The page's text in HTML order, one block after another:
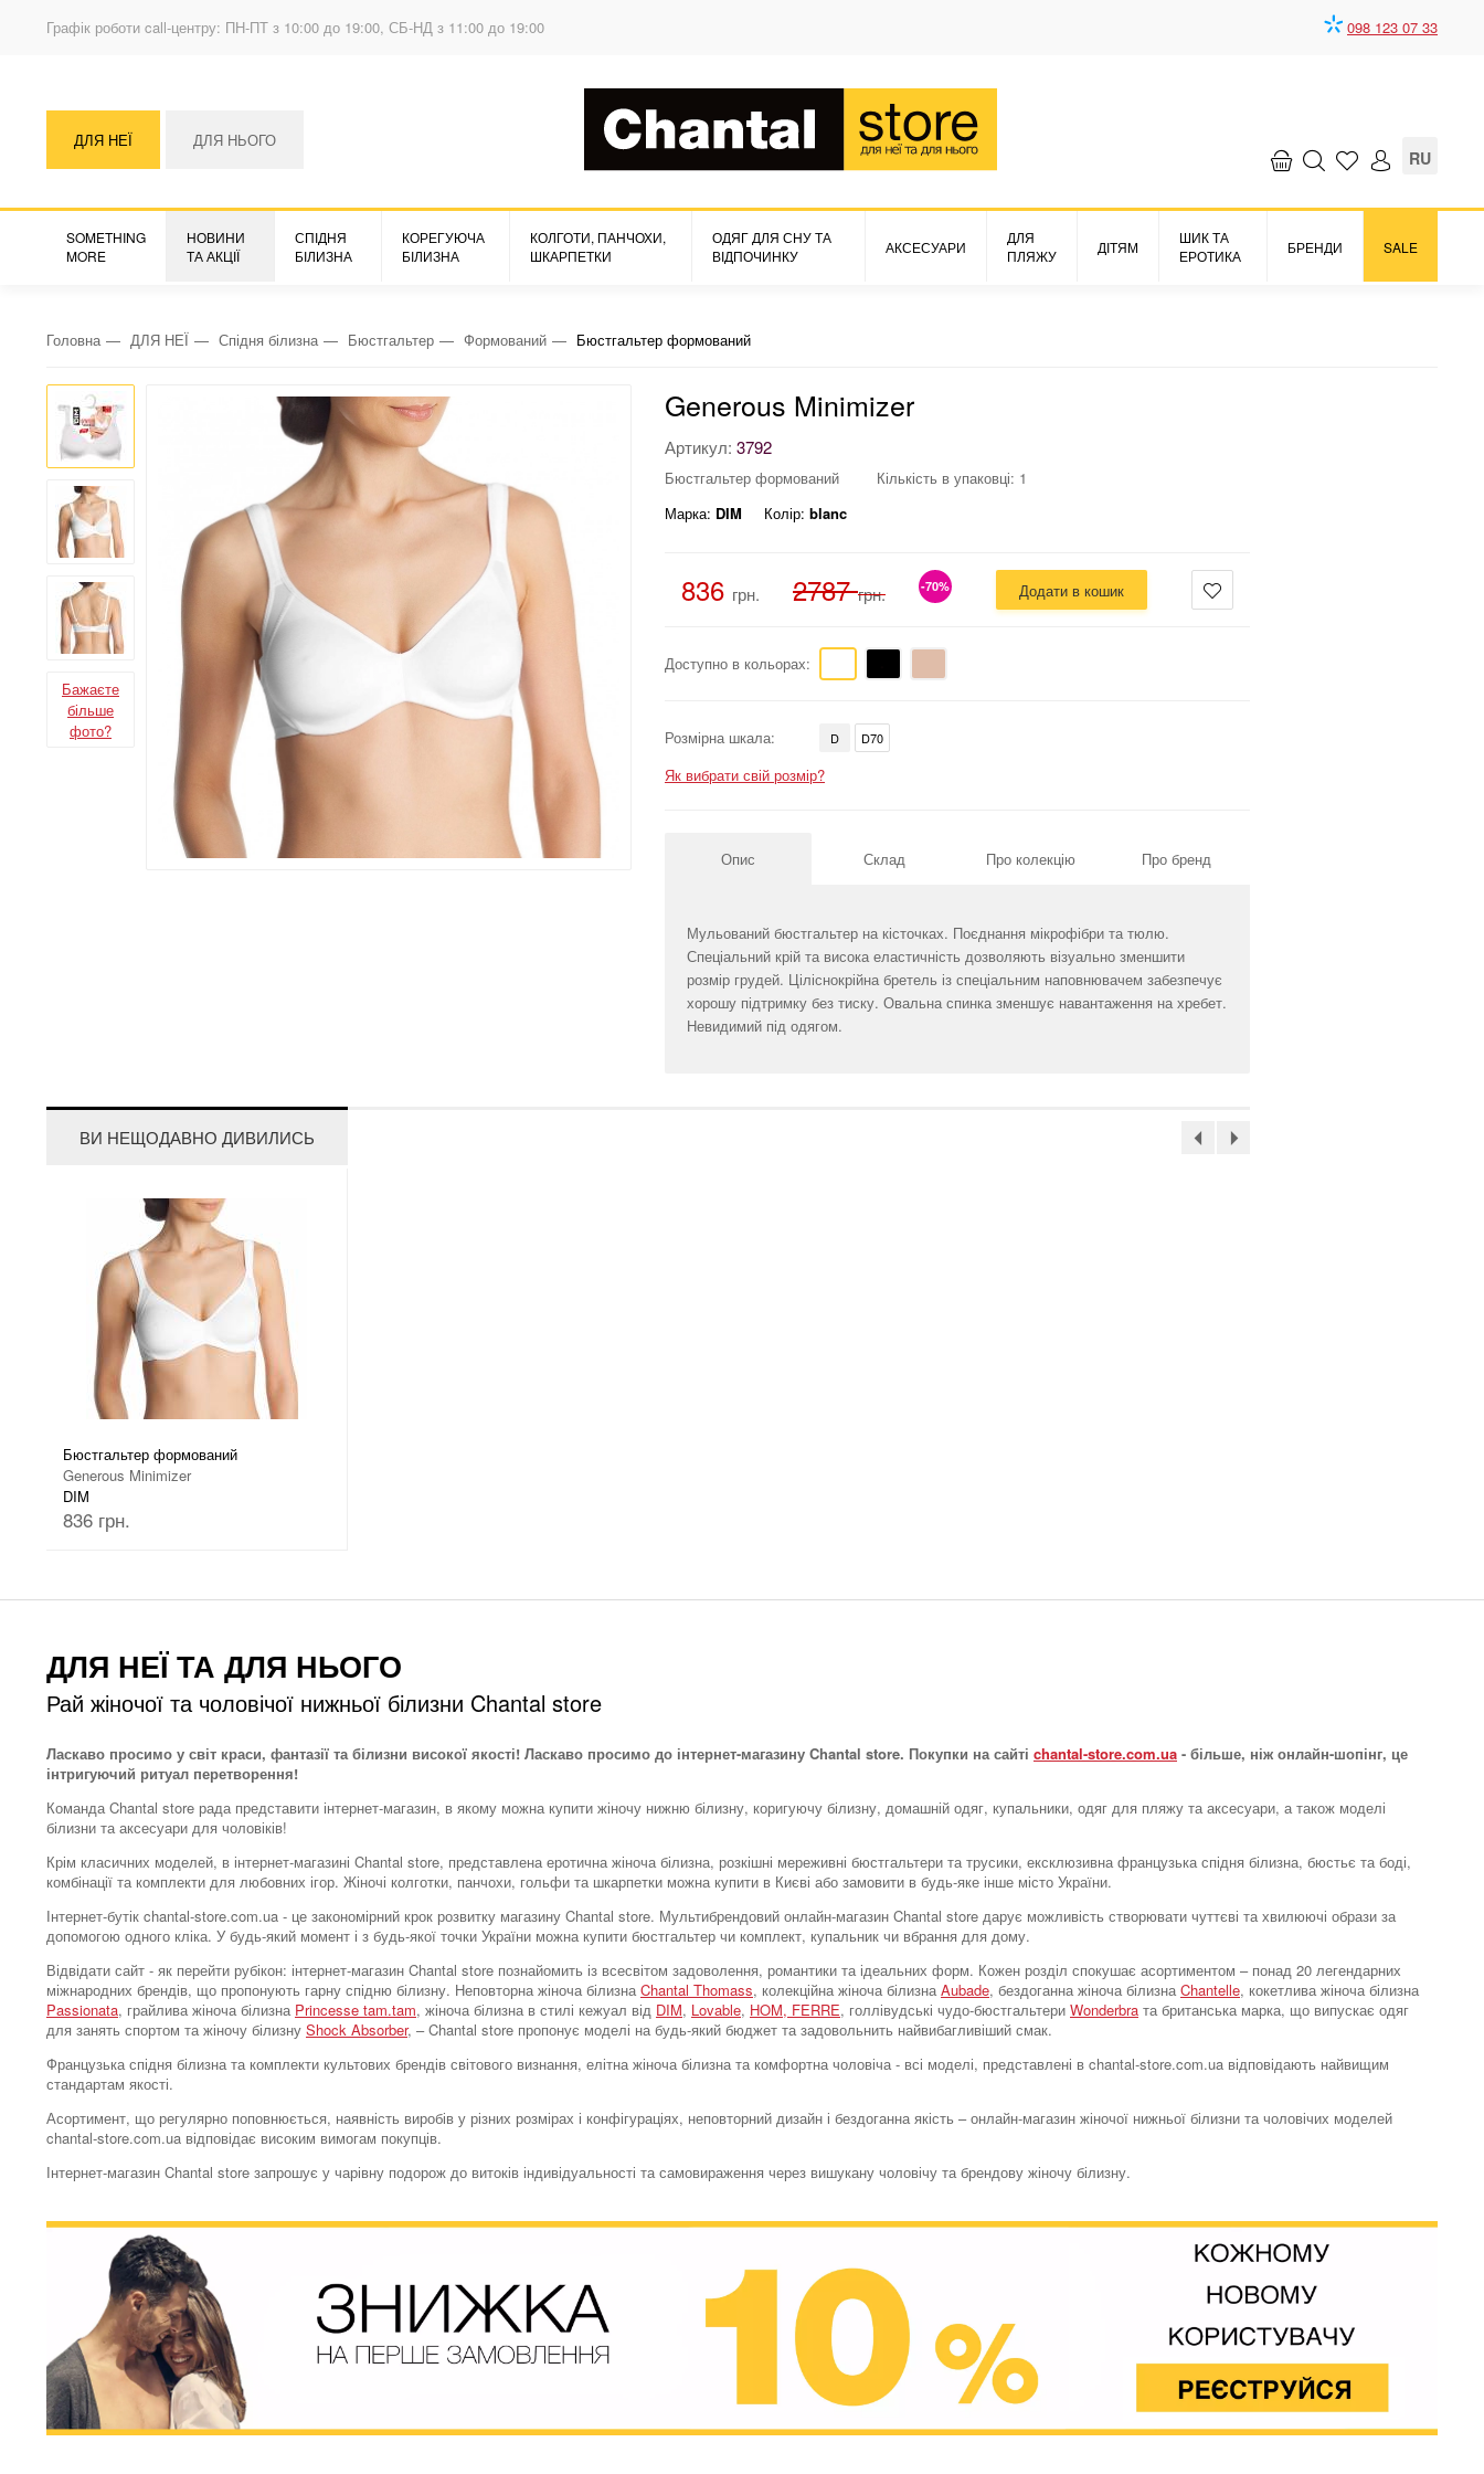
Графік роботи call-центру: ПН-ПТ з 10:00 до 19:00, СБ-НД з 11:00 до 19:00 098 123 07 33
ДЛЯ НЕЇ ДЛЯ НЬОГО
RU
SOMETHING
MORE
НОВИНИ
ТА АКЦІЇ
СПІДНЯ
БІЛИЗНА
КОРЕГУЮЧА
БІЛИЗНА
КОЛГОТИ, ПАНЧОХИ,
ШКАРПЕТКИ
ОДЯГ ДЛЯ СНУ ТА
ВІДПОЧИНКУ
АКСЕСУАРИ
ДЛЯ
ПЛЯЖУ
ДІТЯМ
ШИК ТА
ЕРОТИКА
БРЕНДИ SALE
Головна ДЛЯ НЕЇ Спідня білизна Бюстгальтер Формований Бюстгальтер формований
Бажаєте
більше
фото?
Generous Minimizer
Артикул: 3792
Бюстгальтер формований
Кількість в упаковці: 1
Марка: DIM Колір: blanc
836 грн. 2787 грн. -70% Додати в кошик
Доступно в кольорах:
Розмірна шкала: D D70
Як вибрати свій розмір?
Опис Склад Про колекцію Про бренд
Мульований бюстгальтер на кісточках. Поєднання мікрофібри та тюлю.
Спеціальний крій та висока еластичність дозволяють візуально зменшити
розмір грудей. Ціліснокрійна бретель із спеціальним наповнювачем забезпечує
хорошу підтримку без тиску. Овальна спинка зменшує навантаження на хребет.
Невидимий під одягом.
ВИ НЕЩОДАВНО ДИВИЛИСЬ
Бюстгальтер формований
Generous Minimizer
DIM
836 грн.
ДЛЯ НЕЇ ТА ДЛЯ НЬОГО
Рай жіночої та чоловічої нижньої білизни Chantal store
Ласкаво просимо у світ краси, фантазії та білизни високої якості! Ласкаво просимо до інтернет-магазину Chantal store. Покупки на сайті chantal-store.com.ua - більше, ніж онлайн-шопінг, це
інтригуючий ритуал перетворення!
Команда Chantal store рада представити інтернет-магазин, в якому можна купити жіночу нижню білизну, коригуючу білизну, домашній одяг, купальники, одяг для пляжу та аксесуари, а також моделі
білизни та аксесуари для чоловіків!
Крім класичних моделей, в інтернет-магазині Chantal store, представлена ​​еротична жіноча білизна, розкішні мереживні бюстгальтери та трусики, ексклюзивна французька спідня білизна, бюстьє та боді,
комбінації та комплекти для любовних ігор. Жіночі колготки, панчохи, гольфи та шкарпетки можна купити в Києві або замовити в будь-яке інше місто України.
Інтернет-бутік chantal-store.com.ua - це закономірний крок розвитку магазину Chantal store. Мультибрендовий онлайн-магазин Chantal store дарує можливість створювати чуттєві та хвилюючі образи за
допомогою одного кліка. У будь-який момент і з будь-якої точки України можна купити бюстгальтер чи комплект, купальник чи вбрання для дому.
Відвідати сайт - як перейти рубікон: інтернет-магазин Chantal store познайомить із всесвітом задоволення, романтики та ідеальних форм. Кожен розділ спокушає асортиментом – понад 20 легендарних
міжнародних брендів, що пропонують гарну спідню білизну. Неповторна жіноча білизнаChantal Thomass, колекційна жіноча білизнаAubade, бездоганна жіноча білизнаChantelle, кокетлива жіноча білизна
Passionata, грайлива жіноча білизна Princesse tam.tam, жіноча білизна в стилі кежуал від DIM, Lovable, HOM, FERRE, голлівудські чудо-бюстгальтери Wonderbra та британська марка, що випускає одяг
для занять спортом та жіночу білизну Shock Absorber, – Chantal store пропонує моделі на будь-який бюджет та задовольнить найвибагливіший смак.
Французька спідня білизна та комплекти культових брендів світового визнання, елітна жіноча білизна та комфортна чоловіча - всі моделі, представлені в chantal-store.com.ua відповідають найвищим
стандартам якості.
Асортимент, що регулярно поповнюється, наявність виробів у різних розмірах і конфігураціях, неповторний дизайн і бездоганна якість – онлайн-магазин жіночої нижньої білизни та чоловічих моделей
chantal-store.com.ua відповідає високим вимогам покупців.
Інтернет-магазин Chantal store запрошує у чарівну подорож до витоків індивідуальності та самовираження через вишукану чоловічу та брендову жіночу білизну.